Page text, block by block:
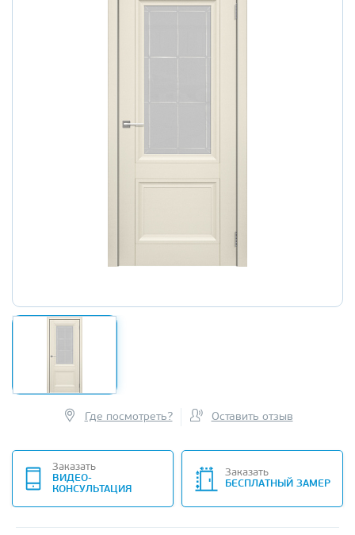
Где посмотреть? Оставить отзыв
Заказать
ВИДЕО-
КОНСУЛЬТАЦИЯ
Заказать
БЕСПЛАТНЫЙ ЗАМЕР